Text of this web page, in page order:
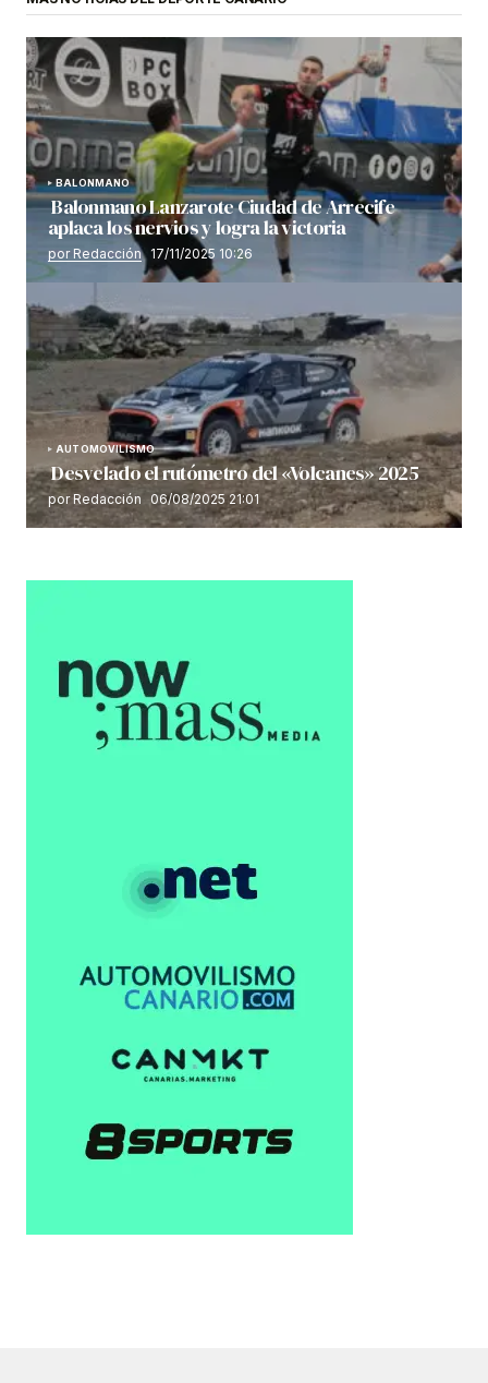
BALONMANO
Balonmano Lanzarote Ciudad de Arrecife
aplaca los nervios y logra la victoria
por Redacción 17/11/2025 10:26
AUTOMOVILISMO
Desvelado el rutómetro del «Volcanes» 2025
por Redacción 06/08/2025 21:01